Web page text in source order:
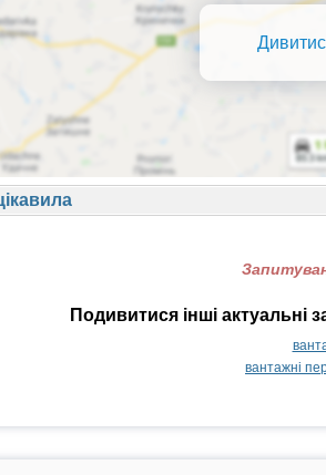
Подивитися інші актуальні
вантажні